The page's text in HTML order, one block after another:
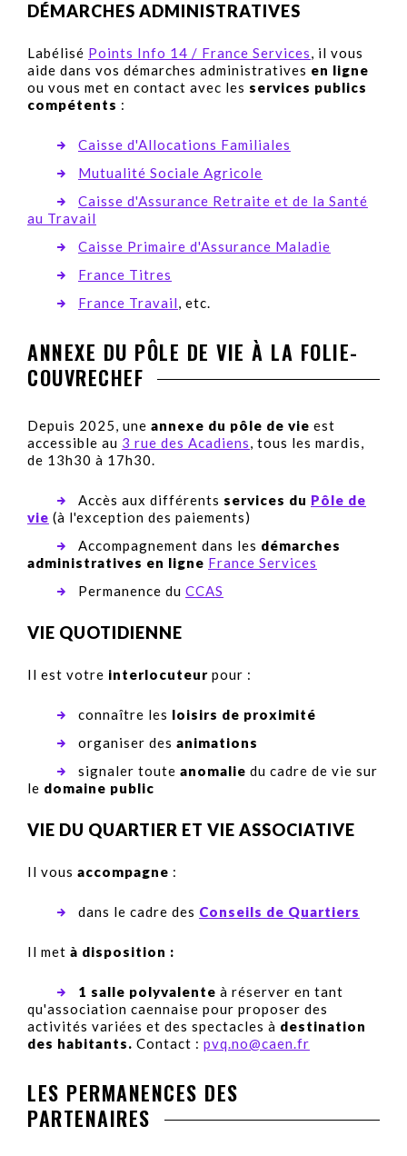
DÉMARCHES ADMINISTRATIVES
Labélisé Points Info 14 / France Services, il vous
aide dans vos démarches administratives en ligne
ou vous met en contact avec les services publics
compétents :
Caisse d'Allocations Familiales
Mutualité Sociale Agricole
Caisse d'Assurance Retraite et de la Santé
au Travail
Caisse Primaire d'Assurance Maladie
France Titres
France Travail, etc.
ANNEXE DU PÔLE DE VIE À LA FOLIE-
COUVRECHEF
Depuis 2025, une annexe du pôle de vie est
accessible au 3 rue des Acadiens, tous les mardis,
de 13h30 à 17h30.
Accès aux différents services du Pôle de
vie (à l'exception des paiements)
Accompagnement dans les démarches
administratives en ligne France Services
Permanence du CCAS
VIE QUOTIDIENNE
Il est votre interlocuteur pour :
connaître les loisirs de proximité
organiser des animations
signaler toute anomalie du cadre de vie sur
le domaine public
VIE DU QUARTIER ET VIE ASSOCIATIVE
Il vous accompagne :
dans le cadre des Conseils de Quartiers
Il met à disposition :
1 salle polyvalente à réserver en tant
qu'association caennaise pour proposer des
activités variées et des spectacles à destination
des habitants. Contact : pvq.no@caen.fr
LES PERMANENCES DES
PARTENAIRES